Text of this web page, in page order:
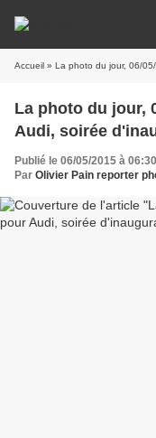
Accueil » La photo du jour, 06/
La photo du jour,
Audi, soirée
Publié le 06/05/2015 à 06:30
Par Olivier Pain reporter